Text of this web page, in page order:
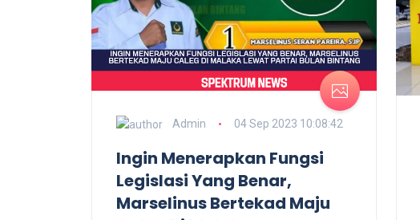
Admin 04 Sep 2023 10:08:42
Ingin Menerapkan Fungsi
Legislasi Yang Benar,
Marselinus Bertekad Maju